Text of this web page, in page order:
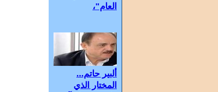
العام"،
ألبير حاتم...
المختار الذي